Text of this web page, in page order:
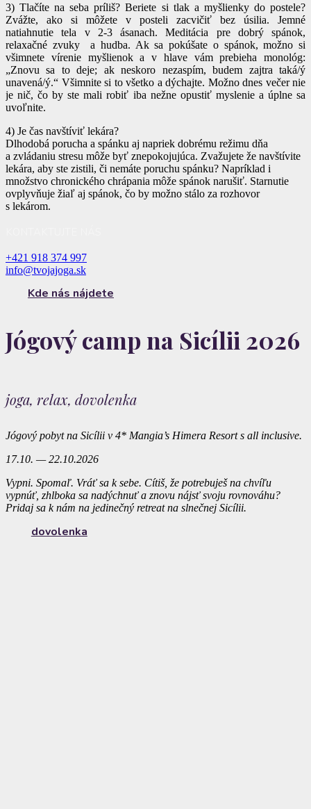
3) Tlačíte na seba príliš? Beriete si tlak a myšlienky do postele?
Zvážte, ako si môžete v posteli zacvičiť bez úsilia. Jemné
natiahnutie tela v 2-3 ásanach. Meditácia pre dobrý spánok,
relaxačné zvuky a hudba. Ak sa pokúšate o spánok, možno si
všimnete vírenie myšlienok a v hlave vám prebieha monológ:
„Znovu sa to deje; ak neskoro nezaspím, budem zajtra taká/ý
unavená/ý.“ Všimnite si to všetko a dýchajte. Možno dnes večer nie
je nič, čo by ste mali robiť iba nežne opustiť myslenie a úplne sa
uvoľnite.
4) Je čas navštíviť lekára?
Dlhodobá porucha a spánku aj napriek dobrému režimu dňa
a zvládaniu stresu môže byť znepokojujúca. Zvažujete že navštívite
lekára, aby ste zistili, či nemáte poruchu spánku? Napríklad i
množstvo chronického chrápania môže spánok narušiť. Starnutie
ovplyvňuje žiaľ aj spánok, čo by možno stálo za rozhovor
s lekárom.
+421 918 374 997
info@tvojajoga.sk
Kde nás nájdete
Jógový camp na Sicílii 2026
joga, relax, dovolenka
Jógový pobyt na Sicílii v 4* Mangia’s Himera Resort s all inclusive.
17.10. — 22.10.2026
Vypni. Spomaľ. Vráť sa k sebe. Cítiš, že potrebuješ na chvíľu
vypnúť, zhlboka sa nadýchnuť a znovu nájsť svoju rovnováhu?
Pridaj sa k nám na jedinečný retreat na slnečnej Sicílii.
dovolenka